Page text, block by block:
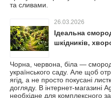
та сливами.
26.03.2026
Ідеальна
шкідників,
Чорна, червона, біла —
українського саду. Але щоб
ягід, а не просто покусані
догляду. В інтернет-магазині
необхідне для комплексного